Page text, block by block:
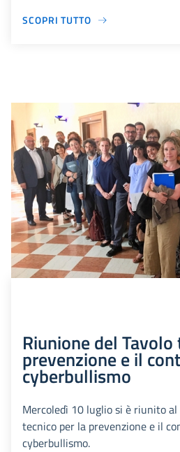
SCOPRI TUTTO
Riunione del
prevenzione e il
cyberbullismo
Mercoledì 10 luglio si è riunito
tecnico per la prevenzione e il
cyberbullismo.